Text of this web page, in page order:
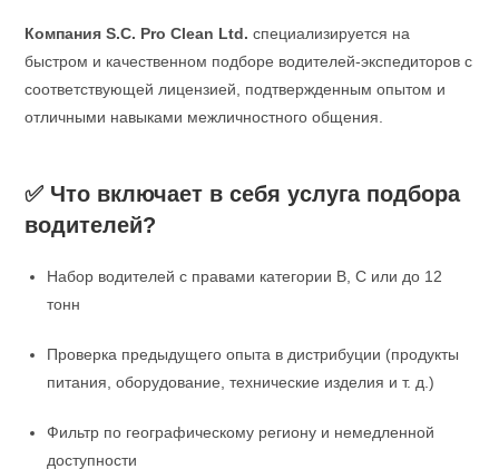
Компания S.C. Pro Clean Ltd. специализируется на
быстром и качественном подборе водителей-экспедиторов с
соответствующей лицензией, подтвержденным опытом и
отличными навыками межличностного общения.
✅ Что включает в себя услуга подбора
водителей?
Набор водителей с правами категории B, C или до 12
тонн
Проверка предыдущего опыта в дистрибуции (продукты
питания, оборудование, технические изделия и т. д.)
Фильтр по географическому региону и немедленной
доступности